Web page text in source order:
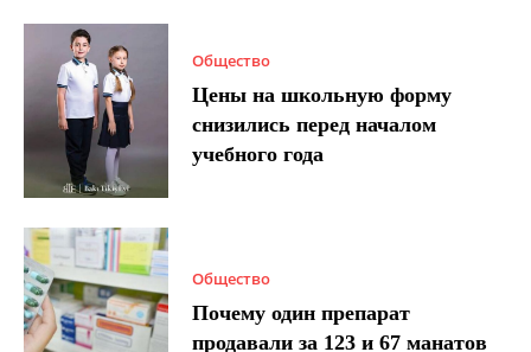
Общество
Цены на школьную форму
снизились перед началом
учебного года
Общество
Почему один препарат
продавали за 123 и 67 манатов